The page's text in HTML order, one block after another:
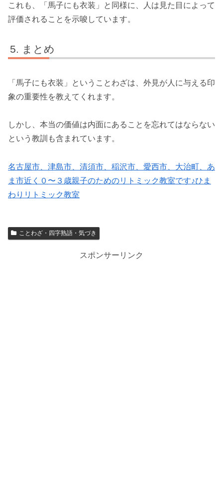
これも、「馬子にも衣装」と同様に、人は見た目によって
評価されることを示唆しています。
まとめ
「馬子にも衣装」ということわざは、外見が人に与える印
象の重要性を教えてくれます。
しかし、本当の価値は内面にあることを忘れてはならない
という教訓も含まれています。
名古屋市、津島市、清須市、稲沢市、愛西市、大治町、あ
ま市近く０〜３歳親子のためのリトミック教室です♪ひま
わりリトミック教室
ことわざ・四字熟語・気づき
スポンサーリンク